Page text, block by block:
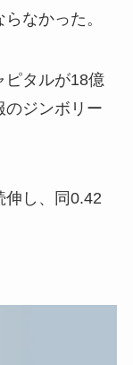
なかった。
タルが18億
のジンボリー
し、同0.42